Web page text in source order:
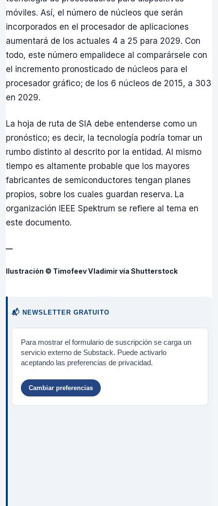
móviles. Así, el número de núcleos que serán
incorporados en el procesador de aplicaciones
aumentará de los actuales 4 a 25 para 2029. Con
todo, este número empalidece al comparársele con
el incremento pronosticado de núcleos para el
procesador gráfico; de los 6 núcleos de 2015, a 303
en 2029.
La hoja de ruta de SIA debe entenderse como un
pronóstico; es decir, la tecnología podría tomar un
rumbo distinto al descrito por la entidad. Al mismo
tiempo es altamente probable que los mayores
fabricantes de semiconductores tengan planes
propios, sobre los cuales guardan reserva. La
organización IEEE Spektrum se refiere al tema en
este documento.
—
Ilustración © Timofeev Vladimir vía Shutterstock
📬 NEWSLETTER GRATUITO
Para mostrar el formulario de suscripción se carga un
servicio externo de Substack. Puede activarlo
aceptando las preferencias de privacidad.
Cambiar preferencias